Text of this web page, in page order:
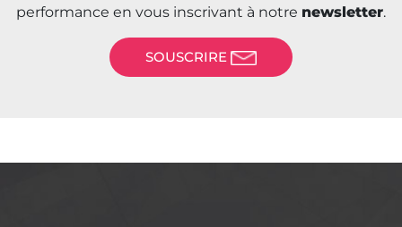
performance en vous inscrivant à notre newsletter.
SOUSCRIRE